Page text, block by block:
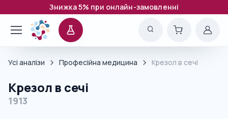
Знижка 5% при онлайн-замовленні
Усі аналізи Професійна медицина Крезол в сечі
Крезол в сечі
1913